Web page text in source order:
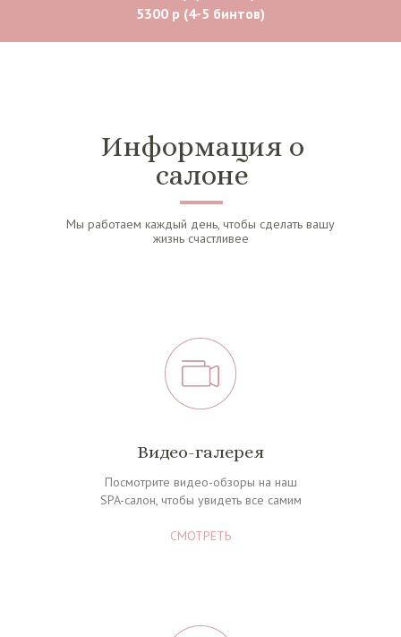
5300 р (4-5 бинтов)
Информация о
салоне
Мы работаем каждый день, чтобы сделать вашу
жизнь счастливее
Видео-галерея
Посмотрите видео-обзоры на наш
SPA-салон, чтобы увидеть все самим
СМОТРЕТЬ